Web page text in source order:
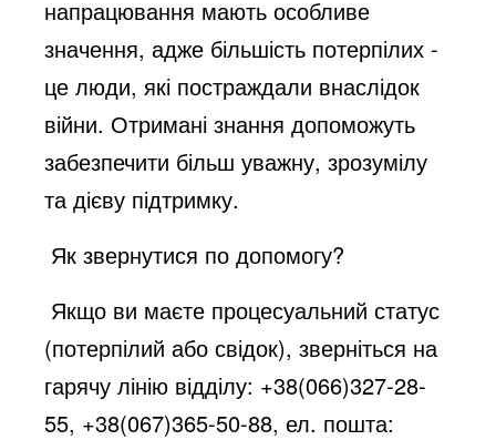
напрацювання мають особливе
значення, адже більшість потерпілих -
це люди, які постраждали внаслідок
війни. Отримані знання допоможуть
забезпечити більш уважну, зрозумілу
та дієву підтримку.
Як звернутися по допомогу?
Якщо ви маєте процесуальний статус
(потерпілий або свідок), зверніться на
гарячу лінію відділу: +38(066)327-28-
55, +38(067)365-50-88, ел. пошта: